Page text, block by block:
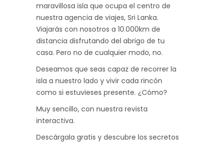
maravillosa isla que ocupa el centro de
nuestra agencia de viajes, Sri Lanka.
Viajarás con nosotros a 10.000km de
distancia disfrutando del abrigo de tu
casa. Pero no de cualquier modo, no.
Deseamos que seas capaz de recorrer la
isla a nuestro lado y vivir cada rincón
como si estuvieses presente. ¿Cómo?
Muy sencillo, con nuestra revista
interactiva.
Descárgala gratis y descubre los secretos